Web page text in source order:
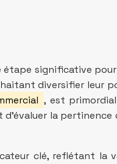
significative
diversifier leur
, est
la
clé, reflétant la